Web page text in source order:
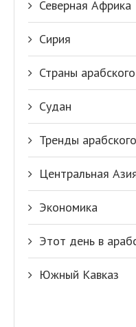
Северная Африка
Сирия
Страны
Судан
Тренды
Центральная
Экономика
Этот день в
Южный Кавказ